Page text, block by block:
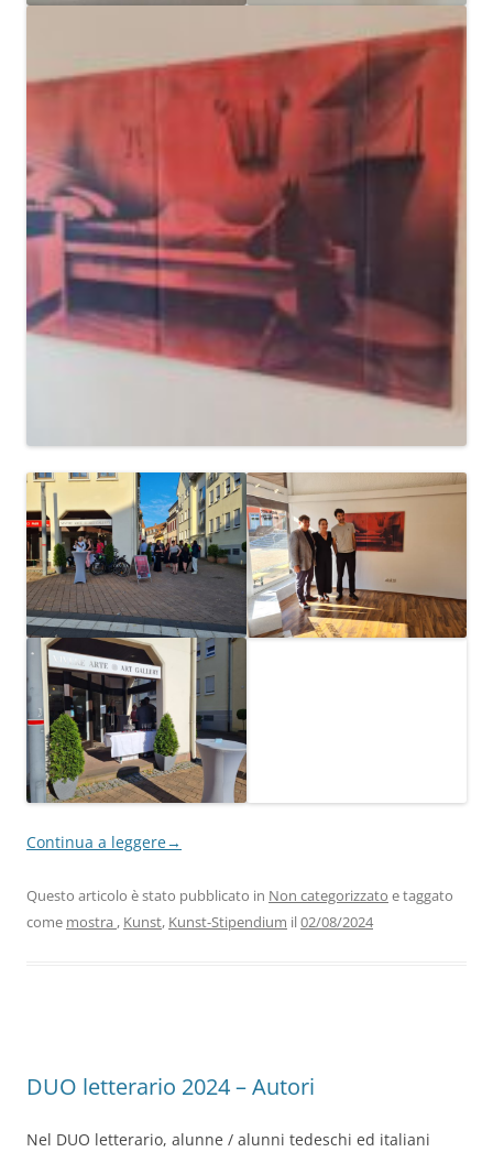
Continua a leggere→
Questo articolo è stato pubblicato in Non categorizzato e taggato
come mostra , Kunst, Kunst-Stipendium il02/08/2024
DUO letterario 2024 – Autori
Nel DUO letterario, alunne / alunni tedeschi ed italiani